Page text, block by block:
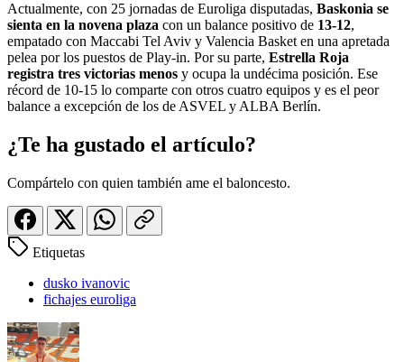
Actualmente, con 25 jornadas de Euroliga disputadas, Baskonia se
sienta en la novena plaza con un balance positivo de 13-12,
empatado con Maccabi Tel Aviv y Valencia Basket en una apretada
pelea por los puestos de Play-in. Por su parte, Estrella Roja
registra tres victorias menos y ocupa la undécima posición. Ese
récord de 10-15 lo comparte con otros cuatro equipos y es el peor
balance a excepción de los de ASVEL y ALBA Berlín.
¿Te ha gustado el artículo?
Compártelo con quien también ame el baloncesto.
Etiquetas
dusko ivanovic
fichajes euroliga